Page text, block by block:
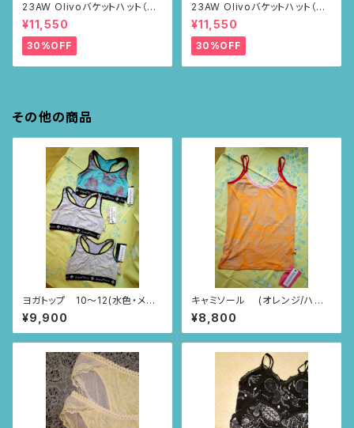
23AW Olivoバケットハット（ブ
ラウン・ポピー柄）
¥11,550
30%OFF
23AW Olivoバケットハット（ブ
ラウン・ポピー柄）
¥11,550
30%OFF
その他の商品
ヨガトップ 10〜12(水色・メラ
ンジグレー・/ポンチパンチ・レー
ス・レース柄)
¥9,900
キャミソール (オレンジ/ハー
トニャンドゥティ柄)
¥8,800